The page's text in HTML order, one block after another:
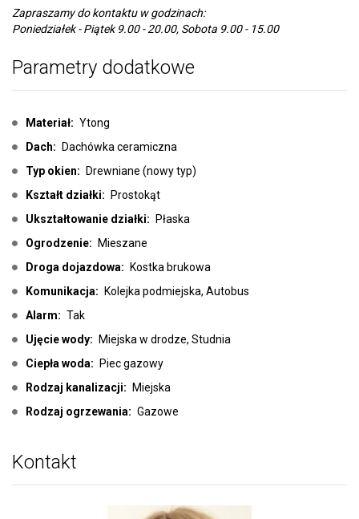
Zapraszamy do kontaktu w godzinach:
Poniedziałek - Piątek 9.00 - 20.00, Sobota 9.00 - 15.00
Parametry dodatkowe
Materiał: Ytong
Dach: Dachówka ceramiczna
Typ okien: Drewniane (nowy typ)
Kształt działki: Prostokąt
Ukształtowanie działki: Płaska
Ogrodzenie: Mieszane
Droga dojazdowa: Kostka brukowa
Komunikacja: Kolejka podmiejska, Autobus
Alarm: Tak
Ujęcie wody: Miejska w drodze, Studnia
Ciepła woda: Piec gazowy
Rodzaj kanalizacji: Miejska
Rodzaj ogrzewania: Gazowe
Kontakt